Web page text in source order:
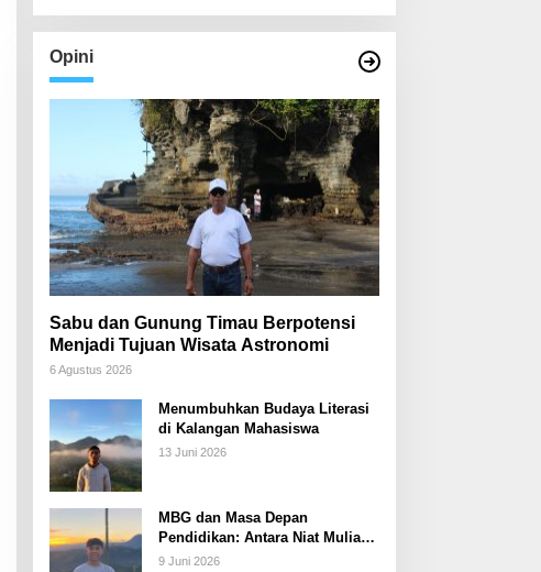
Opini
Sabu dan Gunung Timau Berpotensi
Menjadi Tujuan Wisata Astronomi
6 Agustus 2026
Menumbuhkan Budaya Literasi
di Kalangan Mahasiswa
13 Juni 2026
MBG dan Masa Depan
Pendidikan: Antara Niat Mulia
dan Tata Kelola yang Lemah
9 Juni 2026